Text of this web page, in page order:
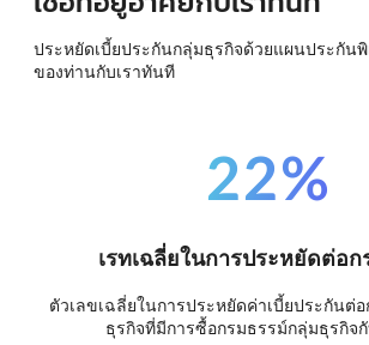
ประหยัดเบี้ยประกันกลุ่มธุรกิจด้วยแผนประกัน
ของท่านกับเราทันที
22%
เรทเฉลี่ยในการประหยัดต่อ
ตัวเลขเฉลี่ยในการประหยัดค่าเบี้ยประกันต่
ธุรกิจที่มีการซื้อกรมธรรม์กลุ่มธุรกิจกั